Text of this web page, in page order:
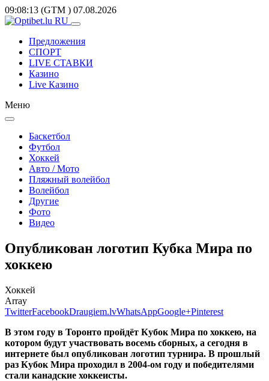
09:08:13 (GTM ) 07.08.2026
Предложения
СПОРТ
LIVE СТАВКИ
Казино
Live Казино
Меню
Баскетбол
Футбол
Хоккей
Авто / Мото
Пляжный волейбол
Волейбол
Другие
Фото
Видео
Опубликован логотип Кубка Мира по
хоккею
Хоккей
Array
TwitterFacebookDraugiem.lvWhatsAppGoogle+Pinterest
В этом году в Торонто пройдёт Кубок Мира по хоккею, на
котором будут участвовать восемь сборных, а сегодня в
интернете был опубликован логотип турнира. В прошлый
раз Кубок Мира проходил в 2004-ом году и победителями
стали канадские хоккеисты.